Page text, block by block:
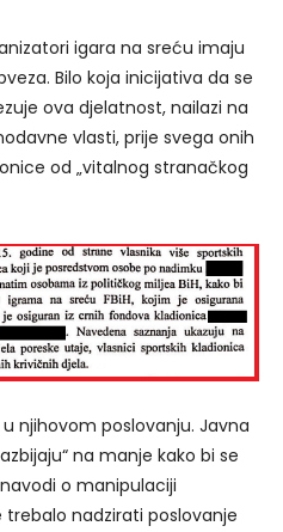
igara na sreću imaju
Bilo koja inicijativa da se
ova djelatnost, nailazi na
vlasti, prije svega onih
od „vitalnog stranačkog
njihovom poslovanju. Javna
na manje kako bi se
o manipulaciji
nadzirati poslovanje